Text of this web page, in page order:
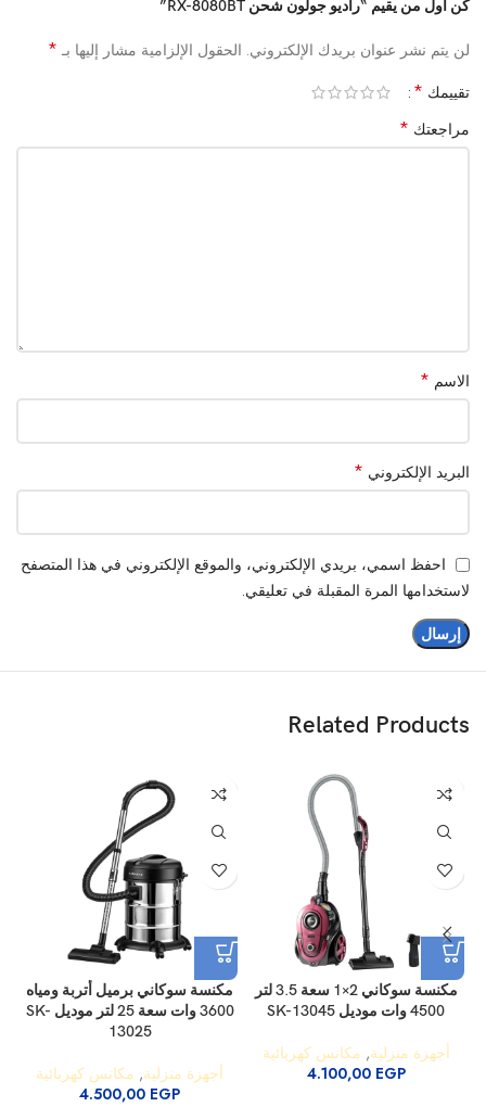
•الإضافات: كشاف LED، مؤشر شحن، مقبض علوي
كن أول من يقيم “راديو جولون شحن RX-8080BT”
لن يتم نشر عنوان بريدك الإلكتروني. الحقول الإلزامية مشار إليها بـ *
تقييمك *
مراجعتك *
الاسم *
البريد الإلكتروني *
احفظ اسمي، بريدي الإلكتروني، والموقع الإلكتروني في هذا المتصفح
لاستخدامها المرة المقبلة في تعليقي.
Related Products
مكنسة سوكاني 2×1 سعة 3.5 لتر
4500 وات موديل SK-13045
أجهزة منزلية, مكانس كهربائية
4.100,00 EGP
مكنسة سوكاني برميل أتربة ومياه
3600 وات سعة 25 لتر موديل SK-
13025
أجهزة منزلية, مكانس كهربائية
4.500,00 EGP